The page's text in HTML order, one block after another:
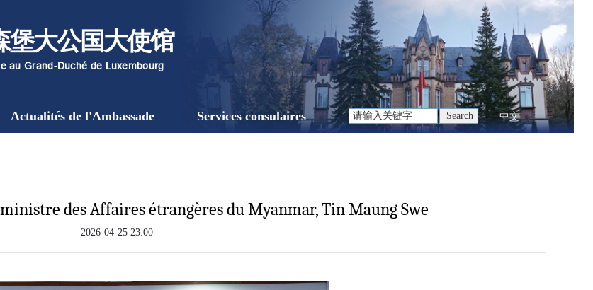
堡大公国大使馆
au Grand-Duché de Luxembourg
Actualités de l'Ambassade Services consulaires 中文
des Affaires étrangères du Myanmar, Tin Maung Swe
2026-04-25 23:00